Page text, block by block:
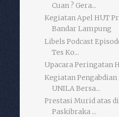
Cuan ? Gera...
Kegiatan Apel HUT
Bandar Lampung
Libels Podcast
Tes Ko...
Upacara Peringatan
Kegiatan
UNILA Bersa...
Prestasi Murid atas
Paskibraka ...